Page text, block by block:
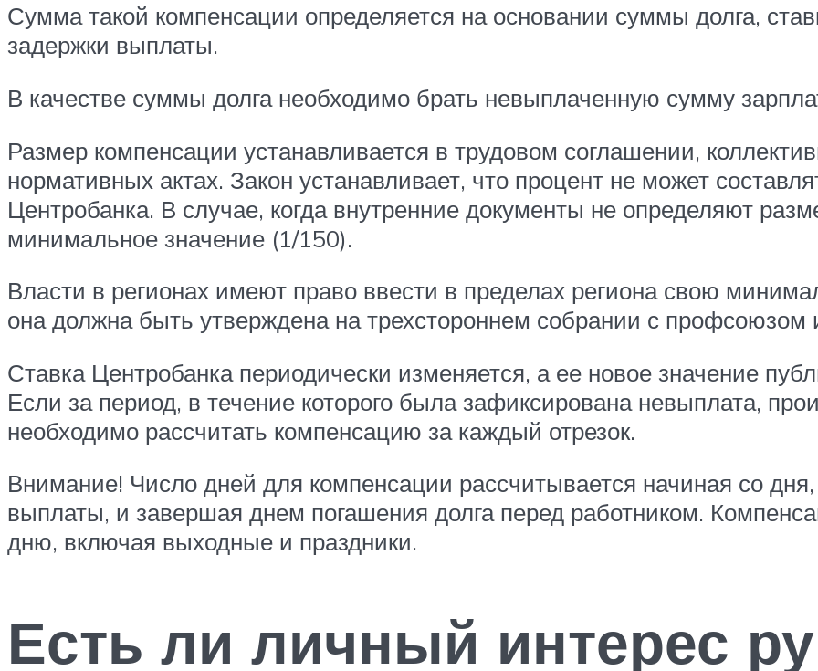
Сумма такой компенсации определяется на основании суммы долга,
задержки выплаты.
В качестве суммы долга необходимо брать невыплаченную сумму
Размер компенсации устанавливается в трудовом соглашении,
нормативных актах. Закон устанавливает, что процент не может
Центробанка. В случае, когда внутренние документы не определяют
минимальное значение (1/150).
Власти в регионах имеют право ввести в пределах региона свою
она должна быть утверждена на трехстороннем собрании с профсоюзом
Ставка Центробанка периодически изменяется, а ее новое значение
Если за период, в течение которого была зафиксирована невыплата,
необходимо рассчитать компенсацию за каждый отрезок.
Внимание! Число дней для компенсации рассчитывается начиная со
выплаты, и завершая днем погашения долга перед работником.
дню, включая выходные и праздники.
Есть ли личный интерес